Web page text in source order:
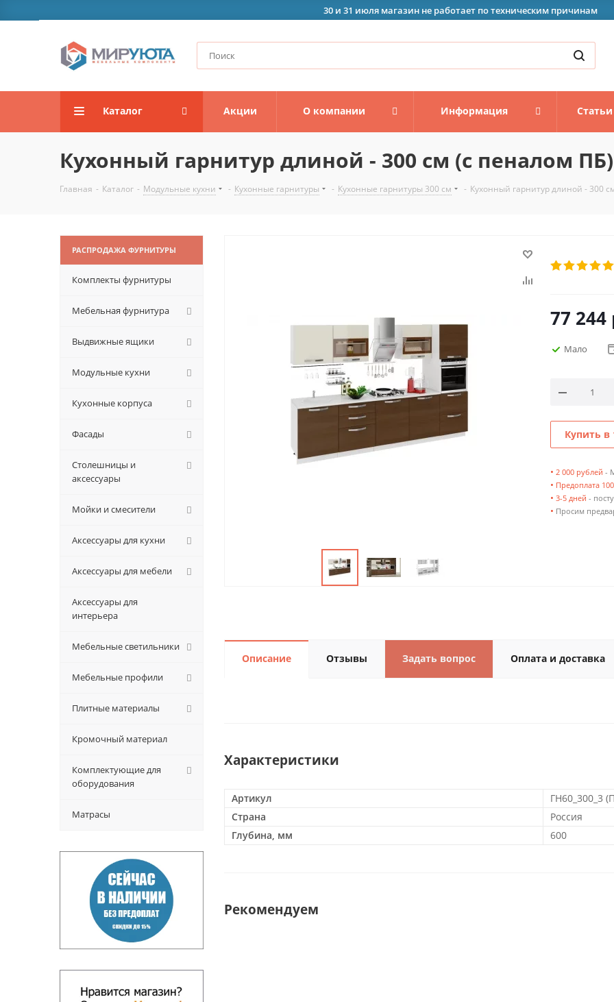
30 и 31 июля магазин не работает по техническим причинам
Каталог Акции О компании Информация Статьи
Кухонный гарнитур длиной - 300 см (с пеналом ПБ)
Главная - Каталог - Модульные кухни - Кухонные гарнитуры - Кухонные гарнитуры 300 см - Кухонный гарнитур длиной - 300
77 244
Мало
Купить в
• 2 000 рублей -
• Предоплата
• 3-5 дней -
• Просим
Описание Отзывы Задать вопрос Оплата и доставка
Характеристики
Артикул
ГН60_300_3
Страна
Россия
Глубина, мм
600
Рекомендуем
РАСПРОДАЖА ФУРНИТУРЫ
Комплекты фурнитуры
Мебельная фурнитура
Выдвижные ящики
Модульные кухни
Кухонные корпуса
Фасады
Столешницы и
аксессуары
Мойки и смесители
Аксессуары для кухни
Аксессуары для мебели
Аксессуары для
интерьера
Мебельные светильники
Мебельные профили
Плитные материалы
Кромочный материал
Комплектующие для
оборудования
Матрасы